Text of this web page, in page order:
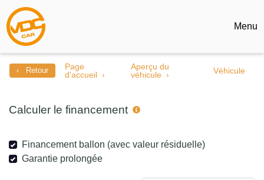
Menu
‹ Retour
Page
d’accueil
Aperçu du
véhicule
Véhicule
Calculer le financement
Financement ballon (avec valeur résiduelle)
Garantie prolongée